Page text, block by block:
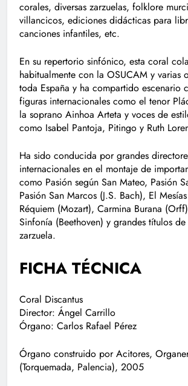
corales, diversas zarzuelas, folklore
villancicos, ediciones didácticas para
canciones infantiles, etc.
En su repertorio sinfónico, esta coral
habitualmente con la OSUCAM y varias
toda España y ha compartido escenario
figuras internacionales como el tenor
la soprano Ainhoa Arteta y voces de
como Isabel Pantoja, Pitingo y Ruth
Ha sido conducida por grandes
internacionales en el montaje de
como Pasión según San Mateo, Pasión
Pasión San Marcos (J.S. Bach), El
Réquiem (Mozart), Carmina Burana
Sinfonía (Beethoven) y grandes títulos
zarzuela.
FICHA TÉCNICA
Coral Discantus
Director: Ángel Carrillo
Órgano: Carlos Rafael Pérez
Órgano construido por Acitores,
(Torquemada, Palencia), 2005